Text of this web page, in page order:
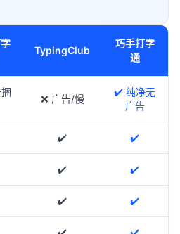
TypingClub
巧手打字
通
❌ 广告/慢
✔️ 纯净无
广告
✔️ ✔️
✔️ ✔️
✔️ ✔️